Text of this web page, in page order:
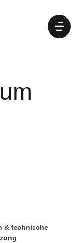
& technische